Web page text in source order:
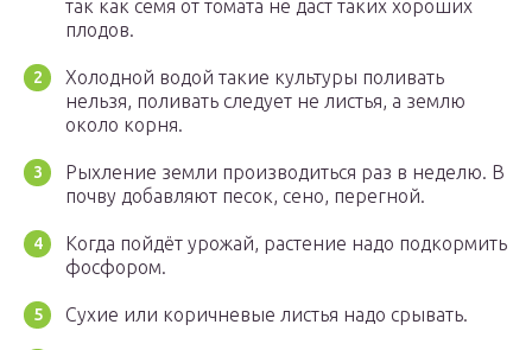
так как семя от томата не даст таких хороших
плодов.
Холодной водой такие культуры поливать
нельзя, поливать следует не листья, а землю
около корня.
Рыхление земли производиться раз в неделю. В
почву добавляют песок, сено, перегной.
Когда пойдёт урожай, растение надо подкормить
фосфором.
Сухие или коричневые листья надо срывать.